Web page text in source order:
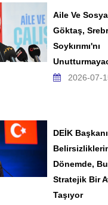
Aile Ve
Göktaş,
Soykırımı'nı
2026-07-
DEİK
Dönemde,
Stratejik Bir
Taşıyor